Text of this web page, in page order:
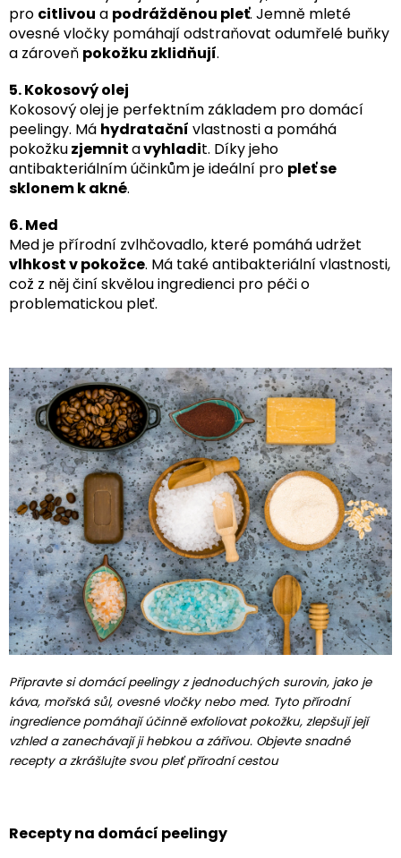
pro citlivou a podrážděnou pleť. Jemně mleté
ovesné vločky pomáhají odstraňovat odumřelé buňky
a zároveň pokožku zklidňují.
5. Kokosový olej
Kokosový olej je perfektním základem pro domácí
peelingy. Má hydratační vlastnosti a pomáhá
pokožkuzjemnitavyhladit. Díky jeho
antibakteriálním účinkům je ideální pro pleť se
sklonem k akné.
6. Med
Med je přírodní zvlhčovadlo, které pomáhá udržet
vlhkost v pokožce. Má také antibakteriální vlastnosti,
což z něj činí skvělou ingredienci pro péči o
problematickou pleť.
Připravte si domácí peelingy z jednoduchých surovin, jako je
káva, mořská sůl, ovesné vločky nebo med. Tyto přírodní
ingredience pomáhají účinně exfoliovat pokožku, zlepšují její
vzhled a zanechávají ji hebkou a zářivou. Objevte snadné
recepty a zkrášlujte svou pleť přírodní cestou
Recepty na domácí peelingy